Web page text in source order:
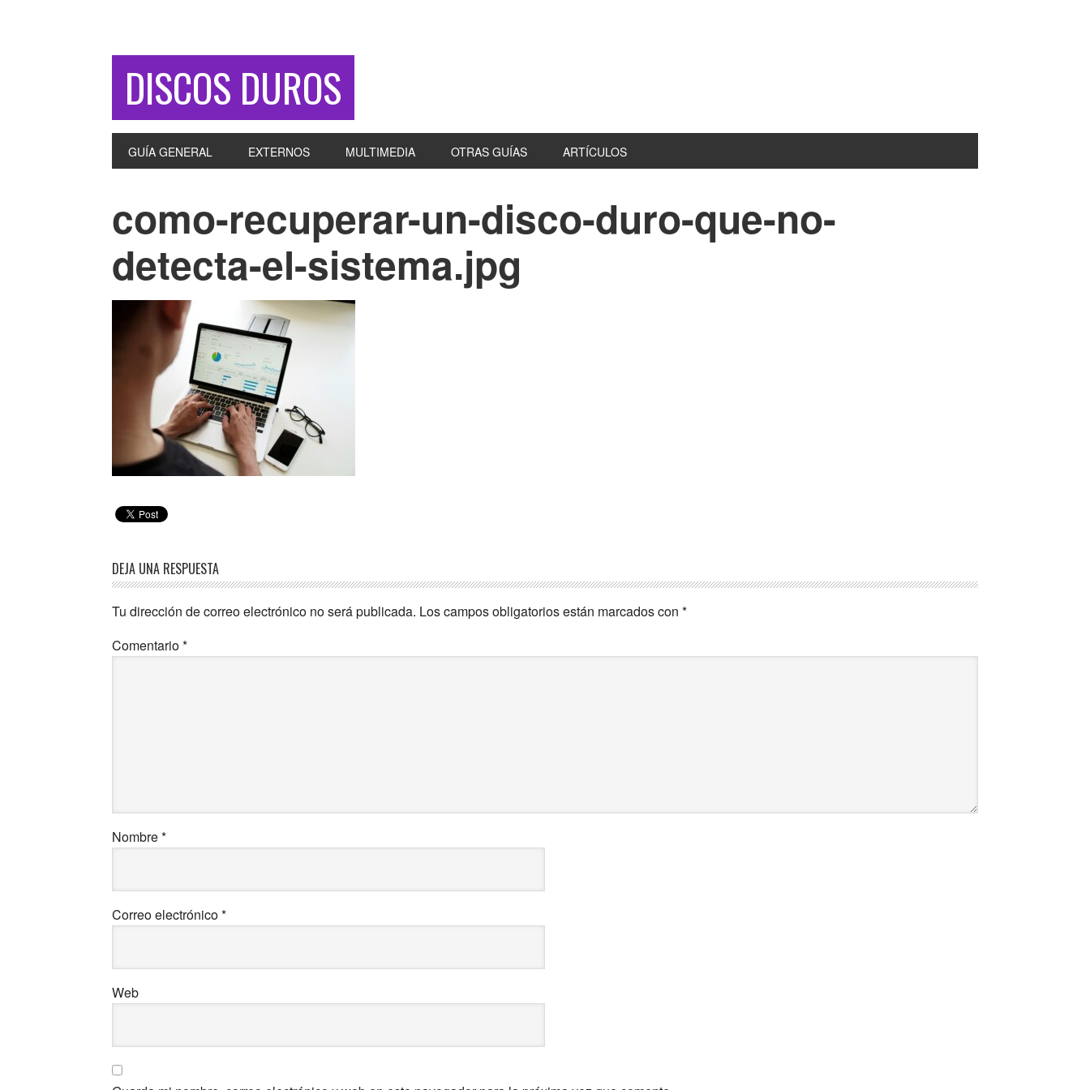
DISCOS DUROS
GUÍA GENERAL EXTERNOS MULTIMEDIA OTRAS GUÍAS ARTÍCULOS
como-recuperar-un-disco-duro-que-no-
detecta-el-sistema.jpg
DEJA UNA RESPUESTA
Tu dirección de correo electrónico no será publicada. Los campos obligatorios están marcados con *
Comentario*
Nombre*
Correo electrónico*
Web